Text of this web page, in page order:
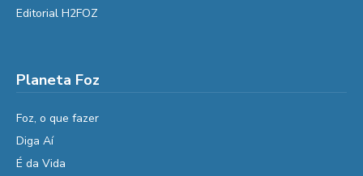
Editorial H2FOZ
Planeta Foz
Foz, o que fazer
Diga Aí
É da Vida